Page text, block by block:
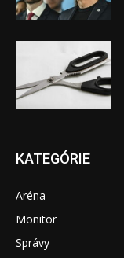
KATEGÓRIE
Aréna
Monitor
Správy